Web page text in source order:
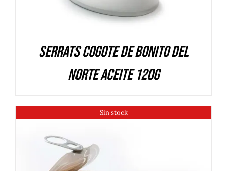
Serrats Cogote de Bonito del
Norte aceite 120g
Sin stock